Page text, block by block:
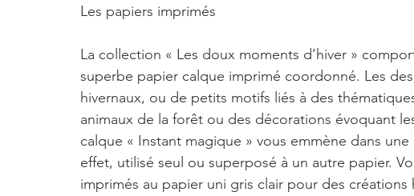
Les papiers imprimés
La collection « Les doux moments d’hiver »
superbe papier calque imprimé coordonné. Les
hivernaux, ou de petits motifs liés à des
animaux de la forêt ou des décorations évoquant
calque « Instant magique » vous emmène dans
effet, utilisé seul ou superposé à un autre papier.
imprimés au papier uni gris clair pour des